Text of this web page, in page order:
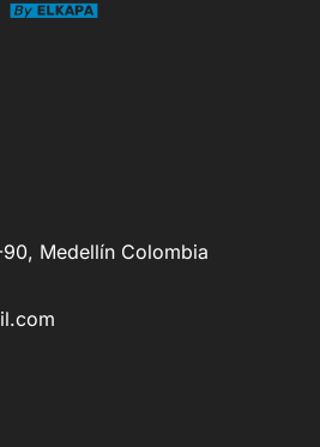
Medellín Colombia